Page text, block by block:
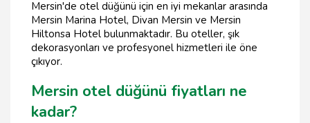
Mersin'de otel düğünü için en iyi mekanlar arasında
Mersin Marina Hotel, Divan Mersin ve Mersin
Hiltonsa Hotel bulunmaktadır. Bu oteller, şık
dekorasyonları ve profesyonel hizmetleri ile öne
çıkıyor.
Mersin otel düğünü fiyatları ne
kadar?